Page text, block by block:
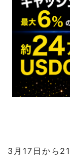
3月17日から